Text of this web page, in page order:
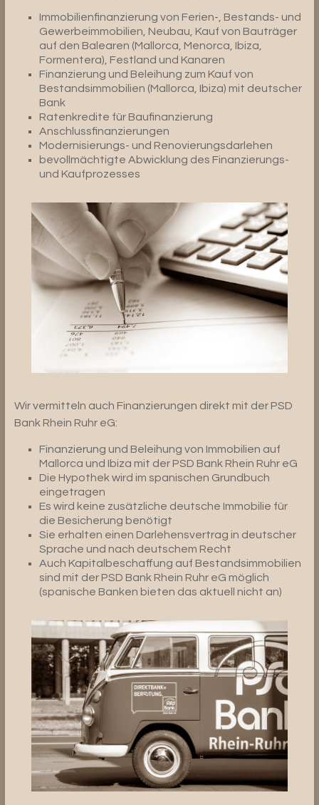
Immobilienfinanzierung von Ferien-, Bestands- und
Gewerbeimmobilien, Neubau, Kauf von Bauträger
auf den Balearen (Mallorca, Menorca, Ibiza,
Formentera), Festland und Kanaren
Finanzierung und Beleihung zum Kauf von
Bestandsimmobilien (Mallorca, Ibiza) mit deutscher
Bank
Ratenkredite für Baufinanzierung
Anschlussfinanzierungen
Modernisierungs- und Renovierungsdarlehen
bevollmächtigte Abwicklung des Finanzierungs-
und Kaufprozesses
Wir vermitteln auch Finanzierungen direkt mit der PSD
Bank Rhein Ruhr eG:
Finanzierung und Beleihung von Immobilien auf
Mallorca und Ibiza mit der PSD Bank Rhein Ruhr eG
Die Hypothek wird im spanischen Grundbuch
eingetragen
Es wird keine zusätzliche deutsche Immobilie für
die Besicherung benötigt
Sie erhalten einen Darlehensvertrag in deutscher
Sprache und nach deutschem Recht
Auch Kapitalbeschaffung auf Bestandsimmobilien
sind mit der PSD Bank Rhein Ruhr eG möglich
(spanische Banken bieten das aktuell nicht an)